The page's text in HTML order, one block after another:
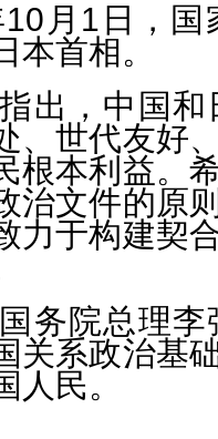
月1日，
本首相。
出，中国
、世代友好
根本利益。
治文件的原
力于构建契
务院总理
关系政治基
人民。